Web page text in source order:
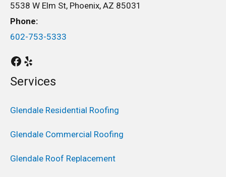
5538 W Elm St, Phoenix, AZ 85031
Phone:
602-753-5333
Services
Glendale Residential Roofing
Glendale Commercial Roofing
Glendale Roof Replacement